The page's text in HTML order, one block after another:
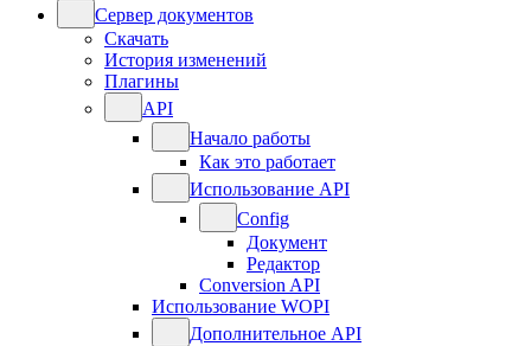
Сервер документов
Скачать
История изменений
Плагины
API
Начало работы
Как это работает
Использование API
Config
Документ
Редактор
Conversion API
Использование WOPI
Дополнительное API